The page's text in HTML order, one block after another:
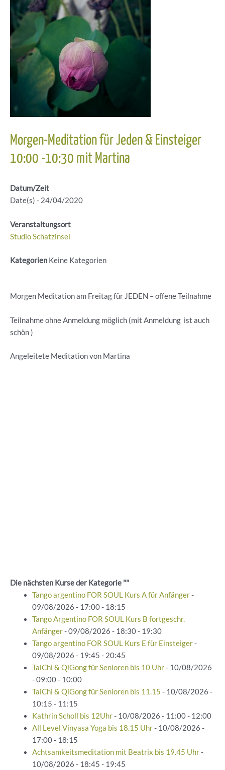
Morgen-Meditation für Jeden & Einsteiger
10:00 -10:30 mit Martina
Datum/Zeit
Date(s) - 24/04/2020
Veranstaltungsort
Studio Schatzinsel
Kategorien Keine Kategorien
Morgen Meditation am Freitag für JEDEN – offene Teilnahme
Teilnahme ohne Anmeldung möglich (mit Anmeldung ist auch
schön )
Angeleitete Meditation von Martina
Die nächsten Kurse der Kategorie ""
Tango argentino FOR SOUL Kurs A für Anfänger-
09/08/2026 - 17:00 - 18:15
Tango Argentino FOR SOUL Kurs B fortgeschr.
Anfänger- 09/08/2026 - 18:30 - 19:30
Tango argentino FOR SOUL Kurs E für Einsteiger-
09/08/2026 - 19:45 - 20:45
TaiChi & QiGong für Senioren bis 10 Uhr- 10/08/2026
- 09:00 - 10:00
TaiChi & QiGong für Senioren bis 11.15 - 10/08/2026 -
10:15 - 11:15
Kathrin Scholl bis 12Uhr- 10/08/2026 - 11:00 - 12:00
All Level Vinyasa Yoga bis 18.15 Uhr- 10/08/2026 -
17:00 - 18:15
Achtsamkeitsmeditation mit Beatrix bis 19.45 Uhr-
10/08/2026 - 18:45 - 19:45